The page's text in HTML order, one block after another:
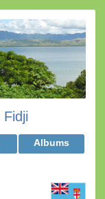
Fidji
Albums